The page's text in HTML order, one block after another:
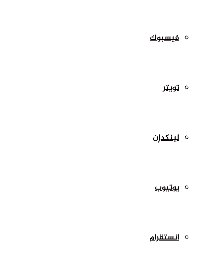
فيسبوك
تويتر
لينكدإن
يوتيوب
انستقرام